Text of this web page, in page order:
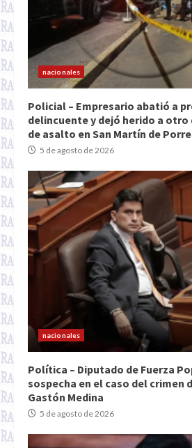
nacionales
Policial – Empresario abatió a
delincuente y dejó herido a
de asalto en San Martín de
5 de agosto de 2026
nacionales
Política – Diputado de Fuerza
sospecha en el caso del crimen
Gastón Medina
5 de agosto de 2026